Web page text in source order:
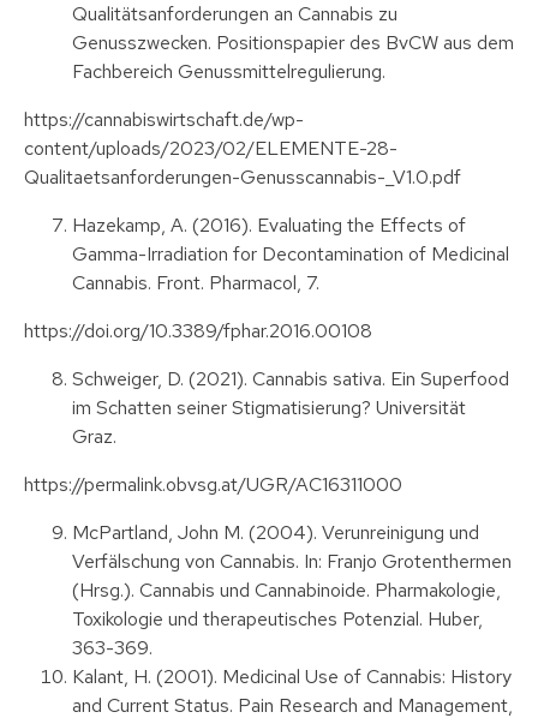
Qualitätsanforderungen an Cannabis zu
Genusszwecken. Positionspapier des BvCW aus dem
Fachbereich Genussmittelregulierung.
https://cannabiswirtschaft.de/wp-
content/uploads/2023/02/ELEMENTE-28-
Qualitaetsanforderungen-Genusscannabis-_V1.0.pdf
Hazekamp, A. (2016). Evaluating the Effects of
Gamma-Irradiation for Decontamination of Medicinal
Cannabis. Front. Pharmacol, 7.
https://doi.org/10.3389/fphar.2016.00108
Schweiger, D. (2021). Cannabis sativa. Ein Superfood
im Schatten seiner Stigmatisierung? Universität
Graz.
https://permalink.obvsg.at/UGR/AC16311000
McPartland, John M. (2004). Verunreinigung und
Verfälschung von Cannabis. In: Franjo Grotenthermen
(Hrsg.). Cannabis und Cannabinoide. Pharmakologie,
Toxikologie und therapeutisches Potenzial. Huber,
363-369.
Kalant, H. (2001). Medicinal Use of Cannabis: History
and Current Status. Pain Research and Management,